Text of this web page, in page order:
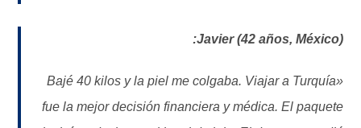
Javier (42 años, México):
«Bajé 40 kilos y la piel me colgaba. Viajar a Turquía
fue la mejor decisión financiera y médica. El paquete